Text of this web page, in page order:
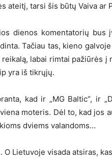
ateitį, tarsi šis būtų Vaiva ar
dienos komentatorių
Tačiau tas, kieno
labai rimtai pažiūrės į
yra iš tikrųjų.
kad ir „MG Baltic“, ir
moteris. Dėl to, kad jos
dviems valandoms…
O Lietuvoje visada atsiras,